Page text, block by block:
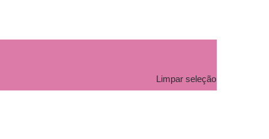
Limpar seleção